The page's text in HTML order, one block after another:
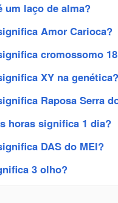
um laço de alma?
Amor Carioca?
cromossomo
XY na genética?
Raposa Serra
horas significa 1 dia?
DAS do MEI?
3 olho?